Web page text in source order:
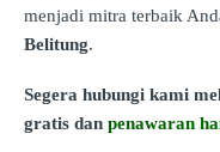
menjadi mitra terbaik
Belitung.
Segera hubungi kami
gratis dan penawaran